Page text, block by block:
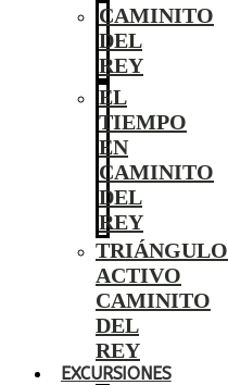
CAMINITO
DEL
REY
EL
TIEMPO
EN
CAMINITO
DEL
REY
TRIÁNGULO
ACTIVO
CAMINITO
DEL
REY
EXCURSIONES